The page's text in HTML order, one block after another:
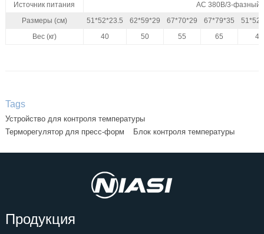
Источник питания
AC 380В/3-фазный/
Размеры (см)
51*52*23.5 62*59*29 67*70*29 67*79*35
Вес (кг)
40 50 55 65 40
Tags
Устройство для контроля температуры
Терморегулятор для пресс-форм
Блок контроля температуры
Продукция